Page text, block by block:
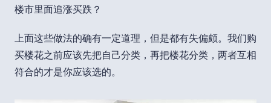
楼市里面追涨买跌？
上面这些做法的确有一定道理，但是都有失偏颇。我们购
买楼花之前应该先把自己分类，再把楼花分类，两者互相
符合的才是你应该选的。